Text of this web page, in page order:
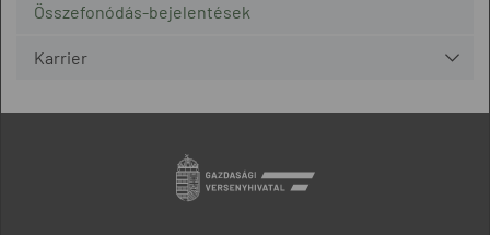
Összefonódás-bejelentések
Karrier